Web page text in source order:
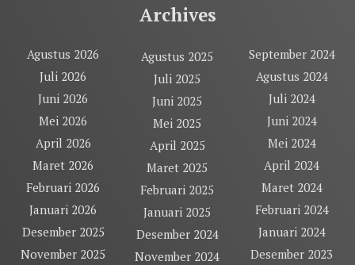
Archives
Agustus 2026
Juli 2026
Juni 2026
Mei 2026
April 2026
Maret 2026
Februari 2026
Januari 2026
Desember 2025
November 2025
Agustus 2025
Juli 2025
Juni 2025
Mei 2025
April 2025
Maret 2025
Februari 2025
Januari 2025
Desember 2024
November 2024
September 2024
Agustus 2024
Juli 2024
Juni 2024
Mei 2024
April 2024
Maret 2024
Februari 2024
Januari 2024
Desember 2023